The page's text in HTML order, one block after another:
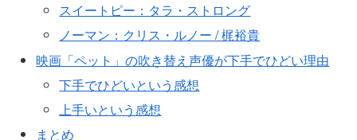
スイートピー：タラ・ストロング
ノーマン：クリス・ルノー / 梶裕貴
映画「ペット」の吹き替え声優が下手でひどい理由
下手でひどいという感想
上手いという感想
まとめ